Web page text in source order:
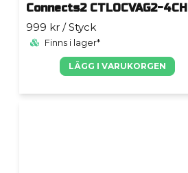
Connects2 CTLOCVAG2-4CH
999 kr / Styck
Finns i lager*
LÄGG I VARUKORGEN